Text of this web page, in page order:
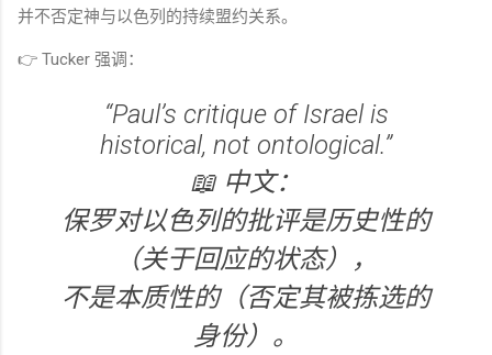
并不否定神与以色列的持续盟约关系。
👉 Tucker 强调：
“Paul’s critique of Israel is
historical, not ontological.”
📖 中文：
保罗对以色列的批评是历史性的
（关于回应的状态），
不是本质性的（否定其被拣选的
身份）。